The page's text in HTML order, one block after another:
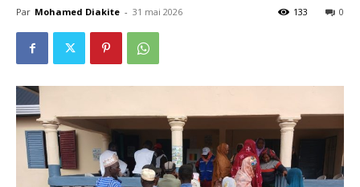
Par Mohamed Diakite - 31 mai 2026 0
133